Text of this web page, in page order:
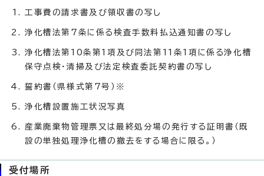
工事費の請求書及び領収書の写し
浄化槽法第7条に係る検査手数料払込通知書の写し
浄化槽法第10条第1項及び同法第11条1項に係る浄化槽
保守点検・清掃及び法定検査委託契約書の写し
誓約書（県様式第7号）※
浄化槽設置施工状況写真
産業廃棄物管理票又は最終処分場の発行する証明書（既
設の単独処理浄化槽の撤去をする場合に限る。）
受付場所